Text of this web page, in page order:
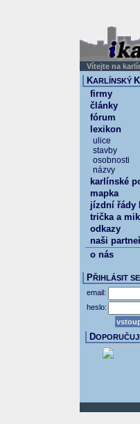
Vítejte na
KARLÍNSKÝ K
firmy
články
fórum
lexikon
ulice
stavby
osobnosti
názvy
karlínské
mapka
jízdní řády
trička a
odkazy
naši
o nás
PŘIHLÁSIT SE
email:
heslo:
D